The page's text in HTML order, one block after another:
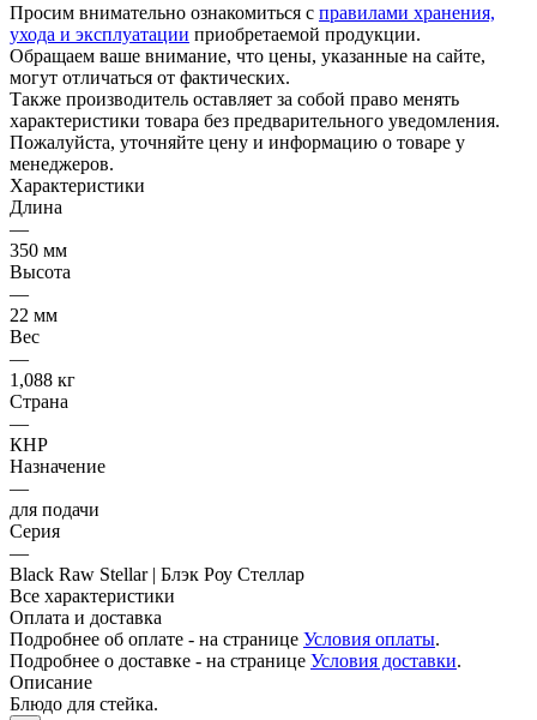
Просим внимательно ознакомиться с правилами хранения,
ухода и эксплуатации приобретаемой продукции.
Обращаем ваше внимание, что цены, указанные на сайте,
могут отличаться от фактических.
Также производитель оставляет за собой право менять
характеристики товара без предварительного уведомления.
Пожалуйста, уточняйте цену и информацию о товаре у
менеджеров.
Характеристики
Длина
—
350 мм
Высота
—
22 мм
Вес
—
1,088 кг
Страна
—
КНР
Назначение
—
для подачи
Серия
—
Black Raw Stellar | Блэк Роу Стеллар
Все характеристики
Оплата и доставка
Подробнее об оплате - на странице Условия оплаты.
Подробнее о доставке - на странице Условия доставки.
Описание
Блюдо для стейка.